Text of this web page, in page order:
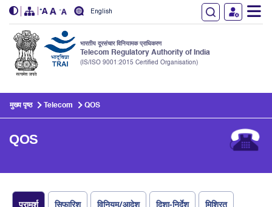
English
भारतीय दूरसंचार विनियामक प्राधिकरण
Telecom Regulatory Authority of India
(IS/ISO 9001:2015 Certified Organisation)
मुख्य पृष्ठ Telecom QOS
QOS
परामर्श सिफारिश विनियम/आदेश दिशा-निर्देश मिश्रित